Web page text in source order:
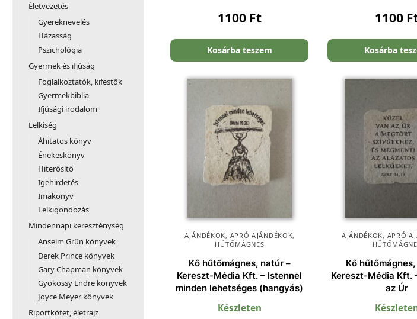
1100 Ft
Kosárba teszem
1100
Kosárba
AJÁNDÉKOK, APRÓ AJÁNDÉKOK,
HŰTŐMÁGNES
Kő hűtőmágnes, natúr –
Kereszt-Média Kft. – Istennel
minden lehetséges (hangyás)
Készleten
AJÁNDÉKOK, APRÓ
Kő
Kereszt-Média Kft.
az Úr
Életvezetés
Gyereknevelés
Házasság
Pszichológia
Gyermek és ifjúság
Foglalkoztatók, kifestők
Gyermekbiblia
Ifjúsági irodalom
Lelkiség
Áhitatos könyv
Énekeskönyv
Hiterősítő
Igehirdetés
Imakönyv
Lelkigondozás
Mindennapi kereszténység
Anselm Grün könyvek
Derek Prince könyvek
Gary Chapman könyvek
Gyökössy Endre könyvek
Joyce Meyer könyvek
Riportkötet, életrajz